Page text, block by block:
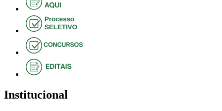
Institucional